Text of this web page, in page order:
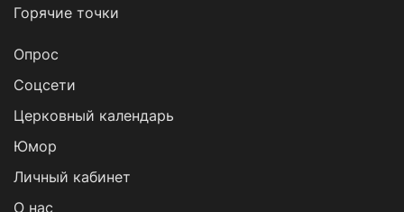
Горячие точки
Опрос
Cоцсети
Церковный календарь
Юмор
Личный кабинет
О нас